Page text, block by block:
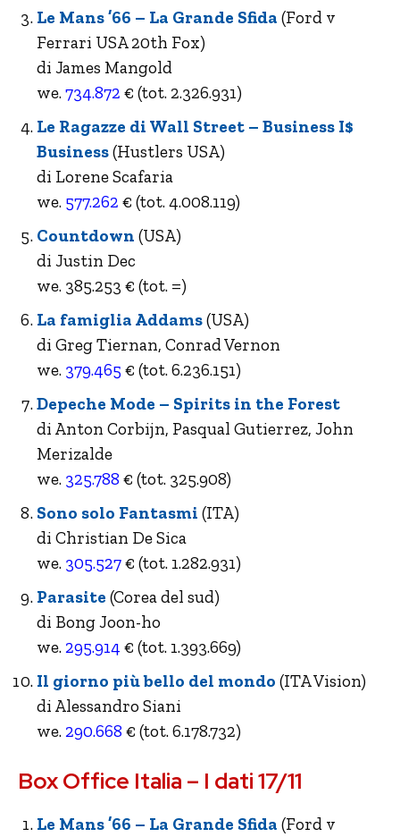
Le Mans ’66 – La Grande Sfida (Ford v
Ferrari USA 20th Fox)
di James Mangold
we.734.872 € (tot. 2.326.931)
Le Ragazze di Wall Street – Business I$
Business(Hustlers USA)
di Lorene Scafaria
we. 577.262 € (tot. 4.008.119)
Countdown (USA)
di Justin Dec
we. 385.253 € (tot. =)
La famiglia Addams(USA)
di Greg Tiernan, Conrad Vernon
we. 379.465 € (tot. 6.236.151)
Depeche Mode – Spirits in the Forest
di Anton Corbijn, Pasqual Gutierrez, John
Merizalde
we. 325.788 € (tot. 325.908)
Sono solo Fantasmi (ITA)
di Christian De Sica
we. 305.527€ (tot. 1.282.931)
Parasite (Corea del sud)
di Bong Joon-ho
we. 295.914 € (tot. 1.393.669)
Il giorno più bello del mondo (ITA Vision)
di Alessandro Siani
we. 290.668 € (tot. 6.178.732)
Box Office Italia – I dati 17/11
Le Mans ’66 – La Grande Sfida (Ford v